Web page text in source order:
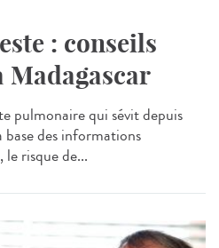
: conseils
Madagascar
pulmonaire qui sévit depuis
base des informations
le risque de...